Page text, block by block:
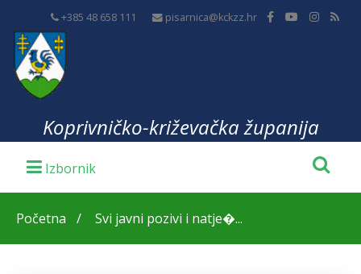
+385 48 658 111 pisarnica@kckzz.hr
Koprivničko-križevačka županija
Početna Svi javni pozivi i natje�...